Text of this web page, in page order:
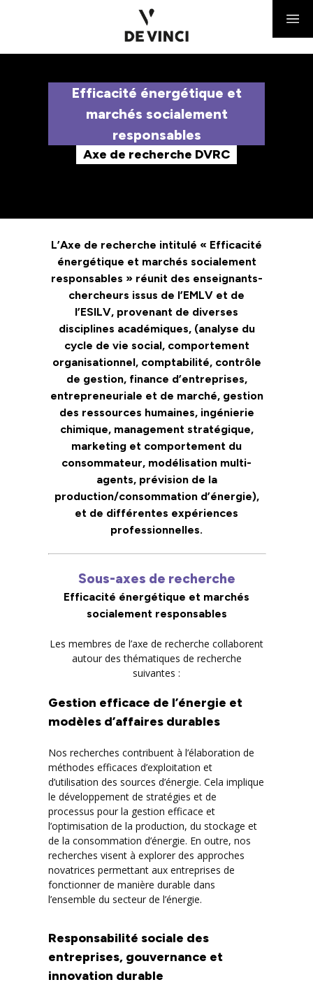
Efficacité énergétique et
marchés socialement
responsables
Axe de recherche DVRC
L’Axe de recherche intitulé « Efficacité
énergétique et marchés socialement
responsables » réunit des enseignants-
chercheurs issus de l’EMLV et de
l’ESILV, provenant de diverses
disciplines académiques, (analyse du
cycle de vie social, comportement
organisationnel, comptabilité, contrôle
de gestion, finance d’entreprises,
entrepreneuriale et de marché, gestion
des ressources humaines, ingénierie
chimique, management stratégique,
marketing et comportement du
consommateur, modélisation multi-
agents, prévision de la
production/consommation d’énergie),
et de différentes expériences
professionnelles.
Sous-axes de recherche
Efficacité énergétique et marchés
socialement responsables
Les membres de l’axe de recherche collaborent
autour des thématiques de recherche
suivantes :
Gestion efficace de l’énergie et
modèles d’affaires durables
Nos recherches contribuent à l’élaboration de
méthodes efficaces d’exploitation et
d’utilisation des sources d’énergie. Cela implique
le développement de stratégies et de
processus pour la gestion efficace et
l’optimisation de la production, du stockage et
de la consommation d’énergie. En outre, nos
recherches visent à explorer des approches
novatrices permettant aux entreprises de
fonctionner de manière durable dans
l’ensemble du secteur de l’énergie.
Responsabilité sociale des
entreprises, gouvernance et
innovation durable